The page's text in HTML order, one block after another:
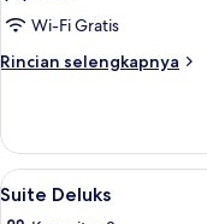
Floor)
Kamar
Eksekutif,
Tidur
Twin
Wi-Fi Gratis
Rincian selengkapnya
Rincian
Kamar
Eksekutif,
2
Lihat
semua
7
Suite Deluks